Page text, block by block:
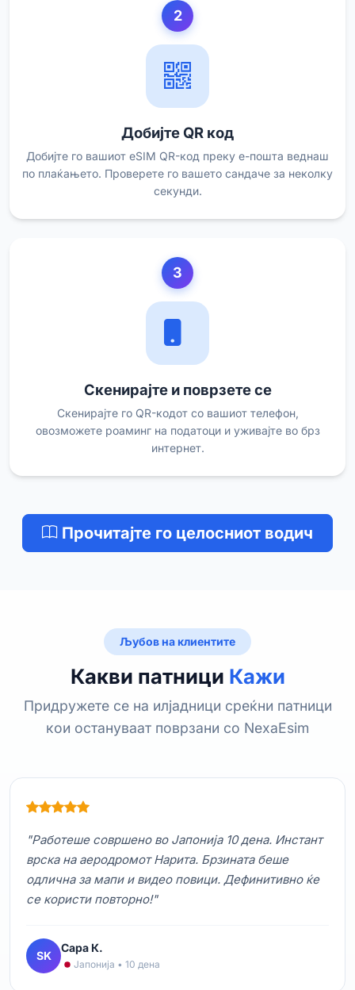
2
Добијте QR код
Добијте го вашиот eSIM QR-код преку е-пошта веднаш
по плаќањето. Проверете го вашето сандаче за неколку
секунди.
3
Скенирајте и поврзете се
Скенирајте го QR-кодот со вашиот телефон,
овозможете роаминг на податоци и уживајте во брз
интернет.
Прочитајте го целосниот водич
Љубов на клиентите
Какви патници Кажи
Придружете се на илјадници среќни патници
кои остануваат поврзани со NexaEsim
"Работеше совршено во Јапонија 10 дена. Инстант
врска на аеродромот Нарита. Брзината беше
одлична за мапи и видео повици. Дефинитивно ќе
се користи повторно!"
SK
Сара К.
Јапонија • 10 дена